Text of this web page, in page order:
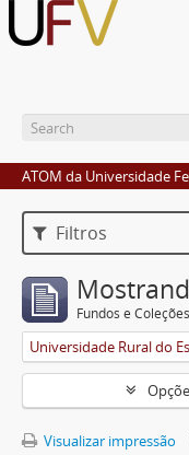
ATOM da Universidade
Filtros
Fundos e Coleções
Visualizar impressão